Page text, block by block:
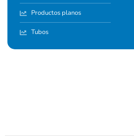
Productos planos
Tubos